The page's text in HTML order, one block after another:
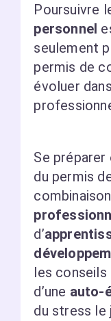
Poursuivre
personnel
seulement
permis de
évoluer
Se préparer
du permis
d’
les
d’une auto-
du stress le